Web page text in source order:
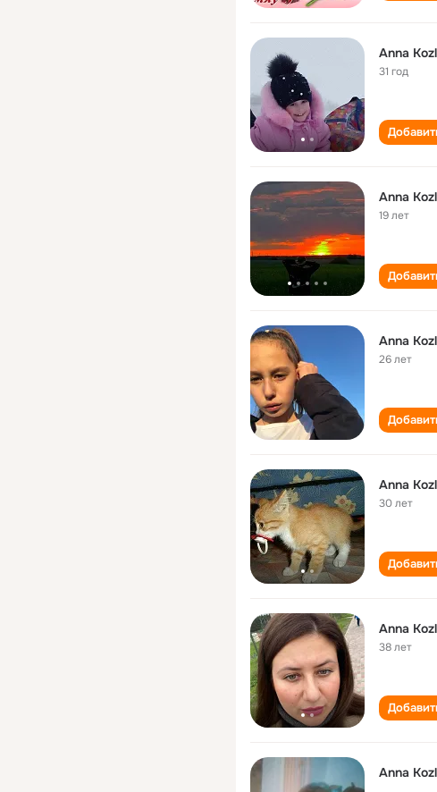
Anna
31 год
Anna
19 лет
Anna
26 лет
Anna
30 лет
Anna
38 лет
Anna